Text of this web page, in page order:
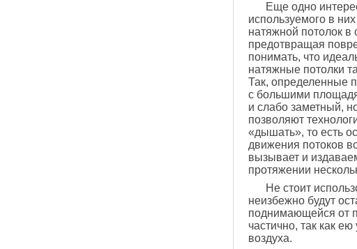
Еще одно
используемого в
натяжной потолок в
предотвращая
понимать, что
натяжные потолки
Так, определенные
с большими
и слабо заметный,
позволяют
«дышать», то есть
движения потоков
вызывает и
протяжении
Не стоит
неизбежно будут
поднимающейся от
частично, так как
воздуха.